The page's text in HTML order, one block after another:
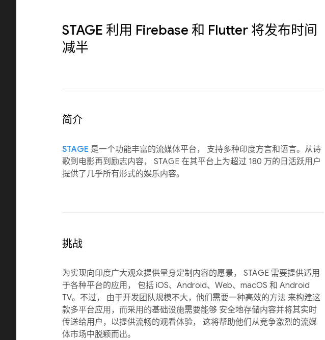
STAGE 利用 Firebase 和 Flutter 将发布时间
减半
简介
STAGE 是一个功能丰富的流媒体平台， 支持多种印度方言和语言。从诗
歌到电影再到励志内容， STAGE 在其平台上为超过 180 万的日活跃用户
提供了几乎所有形式的娱乐内容。
挑战
为实现向印度广大观众提供量身定制内容的愿景， STAGE 需要提供适用
于各种平台的应用， 包括 iOS、Android、Web、macOS 和 Android
TV。不过， 由于开发团队规模不大，他们需要一种高效的方法 来构建这
款多平台应用，而采用的基础设施需要能够 安全地存储内容并将其实时
传送给用户，以提供流畅的观看体验， 这将帮助他们从竞争激烈的流媒
体市场中脱颖而出。